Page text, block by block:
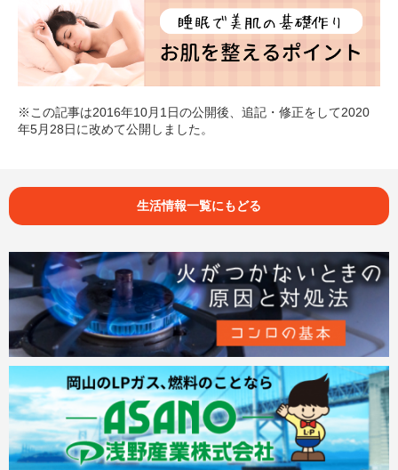
※この記事は2016年10月1日の公開後、追記・修正をして2020
年5月28日に改めて公開しました。
生活情報一覧にもどる